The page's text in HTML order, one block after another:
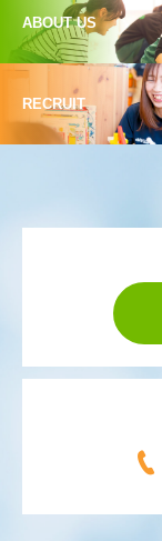
ABOUT US
RECRUIT